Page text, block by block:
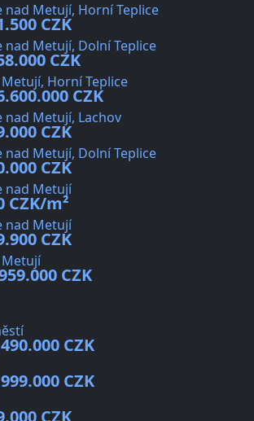
nad Metují, Horní Teplice
CZK
nad Metují, Dolní Teplice
CZK
Horní Teplice
CZK
nad Metují, Lachov
CZK
nad Metují, Dolní Teplice
CZK
nad Metují
CZK/m²
nad Metují
CZK
Metují
CZK
CZK
CZK